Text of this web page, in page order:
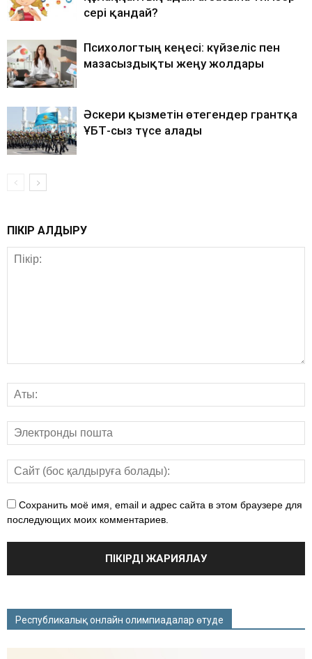
әсері қандай?
Психологтың кеңесі: күйзеліс пен
мазасыздықты жеңу жолдары
Әскери қызметін өтегендер грантқа
ҰБТ-сыз түсе алады
ПІКІР ҚАЛДЫРУ
Сохранить моё имя, email и адрес сайта в этом браузере для
последующих моих комментариев.
Республикалық онлайн олимпиадалар өтуде